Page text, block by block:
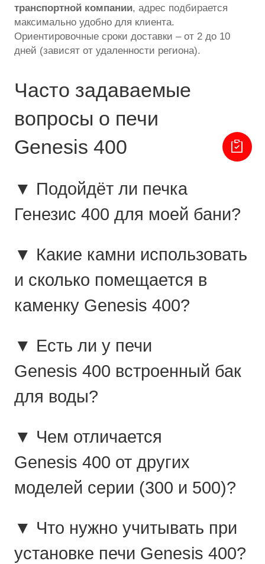
транспортной компании, адрес подбирается
максимально удобно для клиента.
Ориентировочные сроки доставки – от 2 до 10
дней (зависят от удаленности региона).
Часто задаваемые
вопросы о печи
Genesis 400
▼ Подойдёт ли печка
Генезис 400 для моей бани?
▼ Какие камни использовать
и сколько помещается в
каменку Genesis 400?
▼ Есть ли у печи
Genesis 400 встроенный бак
для воды?
▼ Чем отличается
Genesis 400 от других
моделей серии (300 и 500)?
▼ Что нужно учитывать при
установке печи Genesis 400?